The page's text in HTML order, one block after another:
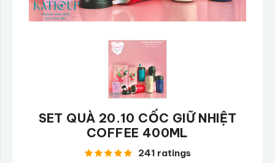
SET QUÀ 20.10 CỐC GIỮ NHIỆT
COFFEE 400ML
241 ratings